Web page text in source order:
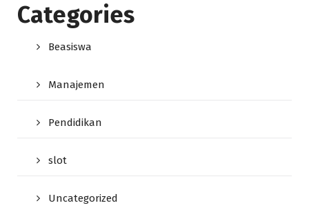
Categories
Beasiswa
Manajemen
Pendidikan
slot
Uncategorized